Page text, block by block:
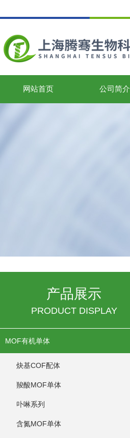
网站首页 公司简介
产品展示
PRODUCT DISPLAY
MOF有机单体
炔基COF配体
羧酸MOF单体
卟啉系列
含氮MOF单体